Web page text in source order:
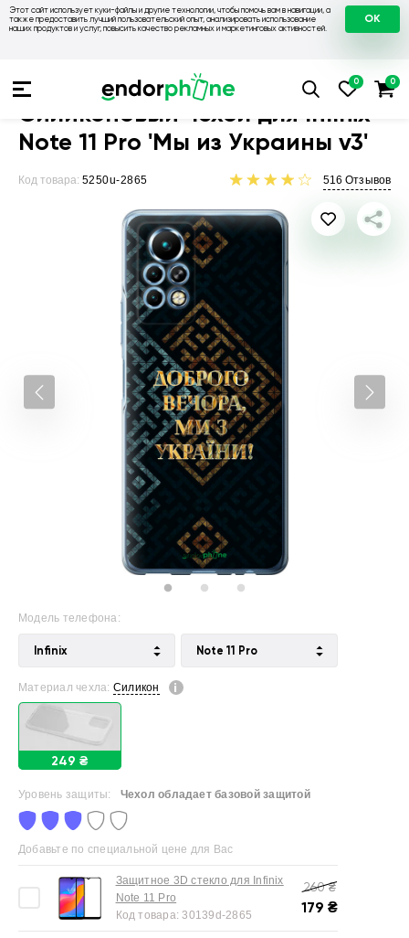
Этот сайт использует куки-файлы и другие технологии, чтобы помочь вам в навигации, а
также предоставить лучший пользовательский опыт, анализировать использование
наших продуктов и услуг, повысить качество рекламных и маркетинговых активностей.
OK
Чехлы на Infinix Чехол для Infinix
Силиконовый чехол для Infinix
Note 11 Pro 'Мы из Украины v3'
Код товара: 5250u-2865 516 Отзывов
Модель телефона:
Infinix Note 11 Pro
Материал чехла: Силикон
249 ₴
Уровень защиты: Чехол обладает базовой защитой
Добавьте по специальной цене для Вас
Защитное 3D стекло для Infinix
Note 11 Pro
Код товара:30139d-2865
260₴
179 ₴